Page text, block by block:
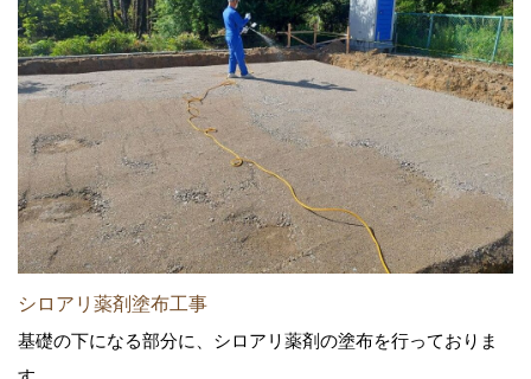
シロアリ薬剤塗布工事
基礎の下になる部分に、シロアリ薬剤の塗布を行っておりま